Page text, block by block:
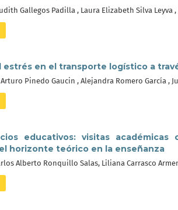
Gallegos Padilla , Laura Elizabeth Silva Leyva
estrés en el transporte logístico a
Pinedo Gaucin , Alejandra Romero García ,
educativos: visitas
horizonte teórico en la enseñanza
Alberto Ronquillo Salas, Liliana Carrasco